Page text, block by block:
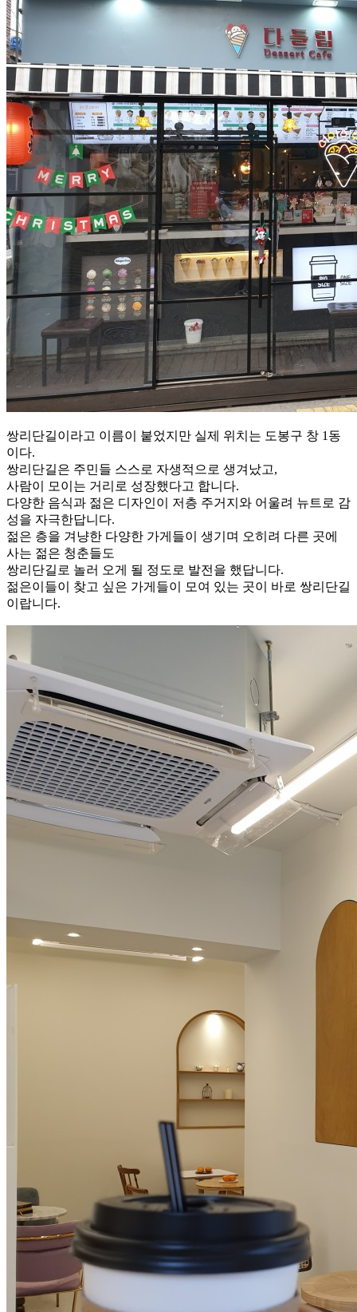
쌍리단길이라고 이름이 붙었지만 실제 위치는 도봉구 창 1동
이다.
쌍리단길은 주민들 스스로 자생적으로 생겨났고,
사람이 모이는 거리로 성장했다고 합니다.
다양한 음식과 젊은 디자인이 저층 주거지와 어울려 뉴트로 감
성을 자극한답니다.
젊은 층을 겨냥한 다양한 가게들이 생기며 오히려 다른 곳에
사는 젊은 청춘들도
쌍리단길로 놀러 오게 될 정도로 발전을 했답니다.
젊은이들이 찾고 싶은 가게들이 모여 있는 곳이 바로 쌍리단길
이랍니다.